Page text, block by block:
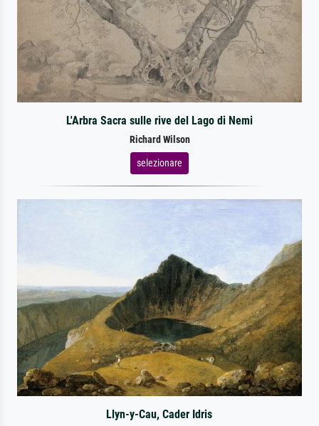
L'Arbra Sacra sulle rive del Lago di Nemi
Richard Wilson
selezionare
Llyn-y-Cau, Cader Idris